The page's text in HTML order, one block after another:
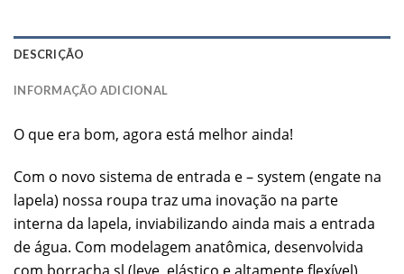
DESCRIÇÃO
INFORMAÇÃO ADICIONAL
O que era bom, agora está melhor ainda!
Com o novo sistema de entrada e – system (engate na
lapela) nossa roupa traz uma inovação na parte
interna da lapela, inviabilizando ainda mais a entrada
de água. Com modelagem anatômica, desenvolvida
com borracha sl (leve, elástico e altamente flexível)